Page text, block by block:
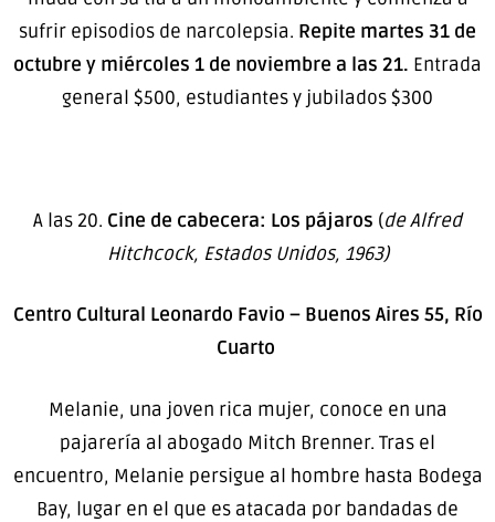
sufrir episodios de narcolepsia. Repite martes 31 de
octubre y miércoles 1 de noviembre a las 21. Entrada
general $500, estudiantes y jubilados $300
A las 20. Cine de cabecera: Los pájaros (de Alfred
Hitchcock, Estados Unidos, 1963)
Centro Cultural Leonardo Favio – Buenos Aires 55, Río
Cuarto
Melanie, una joven rica mujer, conoce en una
pajarería al abogado Mitch Brenner. Tras el
encuentro, Melanie persigue al hombre hasta Bodega
Bay, lugar en el que es atacada por bandadas de